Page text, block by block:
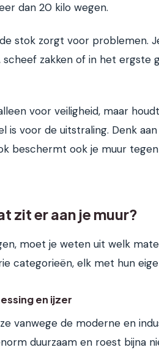
dan 20 kilo wegen.
stok zorgt voor problemen.
scheef zakken of in het ergste
voor veiligheid, maar
is voor de uitstraling. Denk
beschermt ook je muur
zit er aan je muur?
moet je weten uit welk
categorieën, elk met hun
en ijzer
vanwege de moderne en
duurzaam en roest bijna